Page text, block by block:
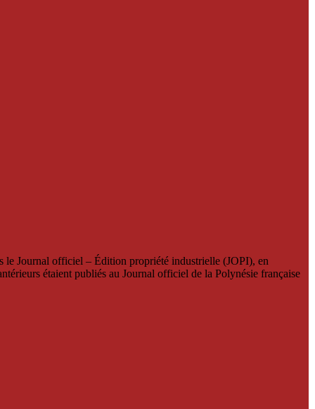
le Journal officiel – Édition propriété industrielle (JOPI), en
étaient publiés au Journal officiel de la Polynésie française